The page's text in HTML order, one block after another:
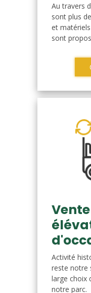
Au travers
sont plus
et
sont
Activité
reste notre
large choix
notre parc.